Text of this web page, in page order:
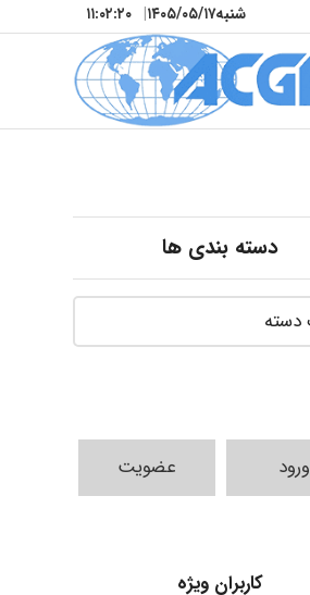
شنبه۱۴۰۵/۰۵/۱۷| ۱۱:۰۲:۲۲
دسته بندی ها
ورود عضویت
کاربران ویژه